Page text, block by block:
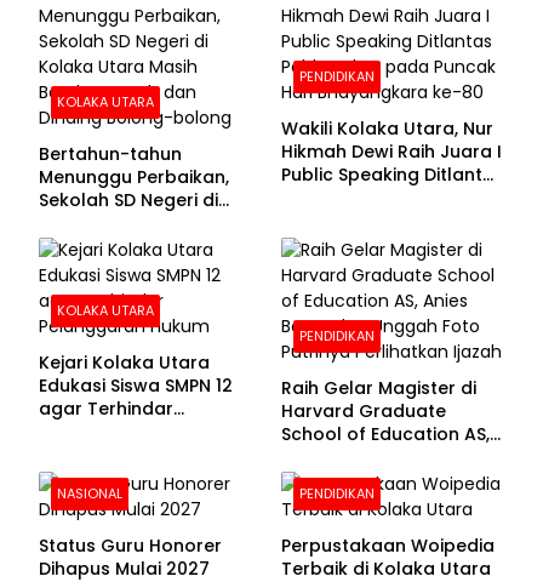
KOLAKA UTARA
Bertahun-tahun
Menunggu Perbaikan,
Sekolah SD Negeri di
Beralas Tanah dan
Dinding Bolong-bolong
PENDIDIKAN
Wakili Kolaka Utara, Nur
Hikmah Dewi Raih Juara I
Public Speaking Ditlantas
Bhayangkara ke-80
KOLAKA UTARA
Kejari Kolaka Utara
Edukasi Siswa SMPN 12
agar Terhindar
PENDIDIKAN
Raih Gelar Magister di
Harvard Graduate
School of Education AS,
Foto Putrinya Perlihatkan
Ijazah
NASIONAL
Status Guru Honorer
Dihapus Mulai 2027
PENDIDIKAN
Perpustakaan Woipedia
Terbaik di Kolaka Utara